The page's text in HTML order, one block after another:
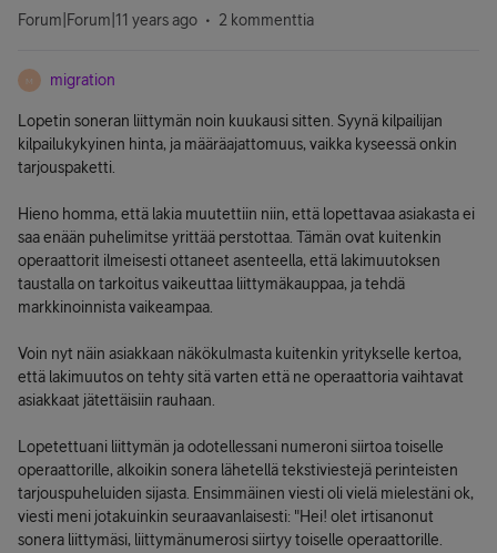
Forum|Forum|11 years ago 2 kommenttia
M migration
Lopetin soneran liittymän noin kuukausi sitten. Syynä kilpailijan
kilpailukykyinen hinta, ja määräajattomuus, vaikka kyseessä onkin
tarjouspaketti.
Hieno homma, että lakia muutettiin niin, että lopettavaa asiakasta ei
saa enään puhelimitse yrittää perstottaa. Tämän ovat kuitenkin
operaattorit ilmeisesti ottaneet asenteella, että lakimuutoksen
taustalla on tarkoitus vaikeuttaa liittymäkauppaa, ja tehdä
markkinoinnista vaikeampaa.
Voin nyt näin asiakkaan näkökulmasta kuitenkin yritykselle kertoa,
että lakimuutos on tehty sitä varten että ne operaattoria vaihtavat
asiakkaat jätettäisiin rauhaan.
Lopetettuani liittymän ja odotellessani numeroni siirtoa toiselle
operaattorille, alkoikin sonera lähetellä tekstiviestejä perinteisten
tarjouspuheluiden sijasta. Ensimmäinen viesti oli vielä mielestäni ok,
viesti meni jotakuinkin seuraavanlaisesti: "Hei! olet irtisanonut
sonera liittymäsi, liittymänumerosi siirtyy toiselle operaattorille.